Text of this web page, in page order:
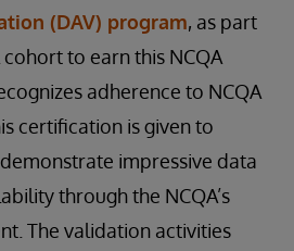
(DAV) program, as part
to earn this NCQA
adherence to NCQA
certification is given to
impressive data
through the NCQA’s
The validation activities